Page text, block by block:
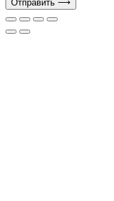
Отправить ⟶